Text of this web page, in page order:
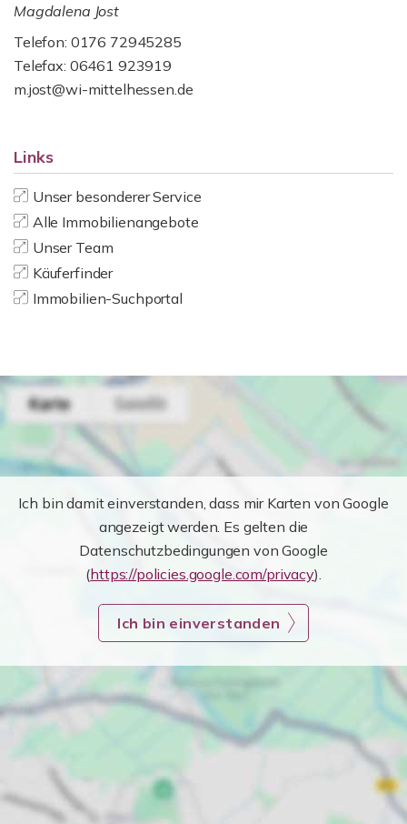
Magdalena Jost
Telefon: 0176 72945285
Telefax: 06461 923919
m.jost@wi-mittelhessen.de
Links
Unser besonderer Service
Alle Immobilienangebote
Unser Team
Käuferfinder
Immobilien-Suchportal
Ich bin damit einverstanden, dass mir Karten von Google
angezeigt werden. Es gelten die
Datenschutzbedingungen von Google
(https://policies.google.com/privacy).
Ich bin einverstanden